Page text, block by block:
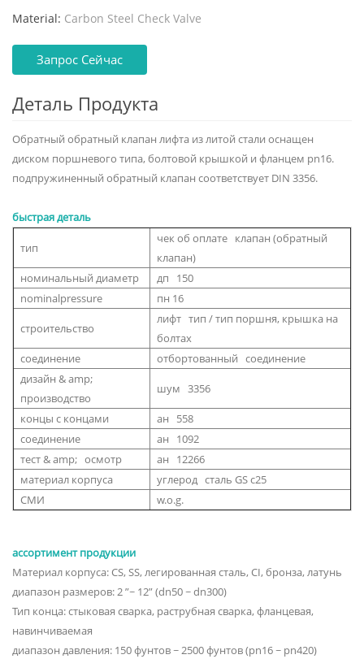
Material: Carbon Steel Check Valve
Запрос Сейчас
Деталь Продукта
Обратный обратный клапан лифта из литой стали оснащен
диском поршневого типа, болтовой крышкой и фланцем pn16.
подпружиненный обратный клапан соответствует DIN 3356.
быстрая деталь
тип
чек об оплате клапан (обратный
клапан)
номинальный диаметр
дп 150
nominalpressure
пн 16
строительство
лифт тип / тип поршня, крышка на
болтах
соединение
отбортованный соединение
дизайн & amp;
производство
шум 3356
концы с концами
ан 558
соединение
ан 1092
тест & amp; осмотр
ан 12266
материал корпуса
углерод сталь GS c25
СМИ
w.o.g.
ассортимент продукции
Материал корпуса: CS, SS, легированная сталь, CI, бронза, латунь
диапазон размеров: 2 ”~ 12” (dn50 ~ dn300)
Тип конца: стыковая сварка, раструбная сварка, фланцевая,
навинчиваемая
диапазон давления: 150 фунтов ~ 2500 фунтов (pn16 ~ pn420)